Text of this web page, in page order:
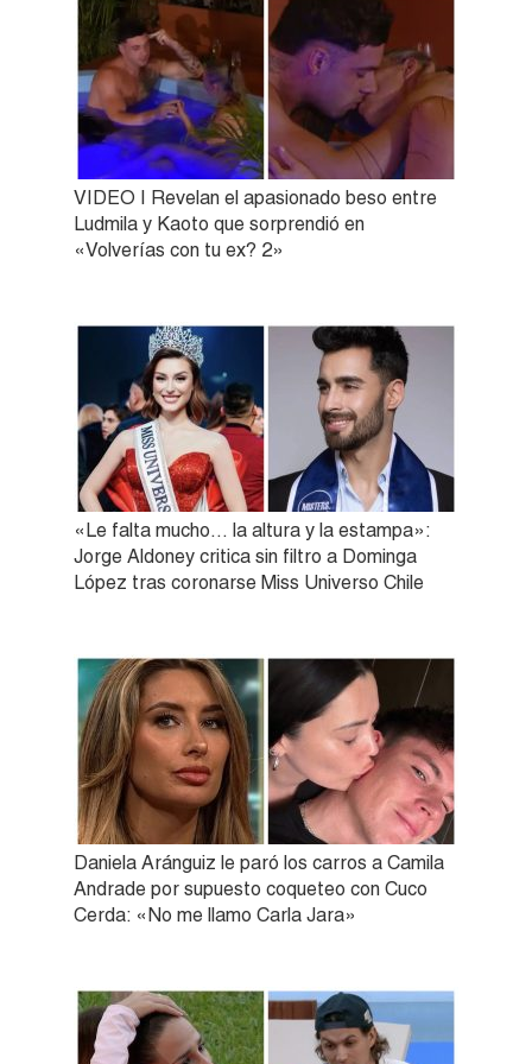
VIDEO | Revelan el apasionado beso entre
Ludmila y Kaoto que sorprendió en
«Volverías con tu ex? 2»
«Le falta mucho… la altura y la estampa»:
Jorge Aldoney critica sin filtro a Dominga
López tras coronarse Miss Universo Chile
Daniela Aránguiz le paró los carros a Camila
Andrade por supuesto coqueteo con Cuco
Cerda: «No me llamo Carla Jara»